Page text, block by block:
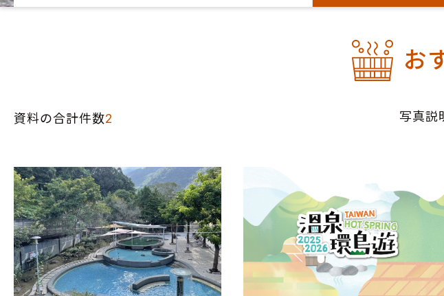
お
資料の合計件数2 写真説